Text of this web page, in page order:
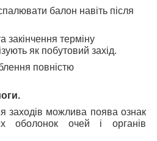
балон навіть після
закінчення терміну
як побутовий захід.
повністю
заходів можлива поява ознак
оболонок очей і органів